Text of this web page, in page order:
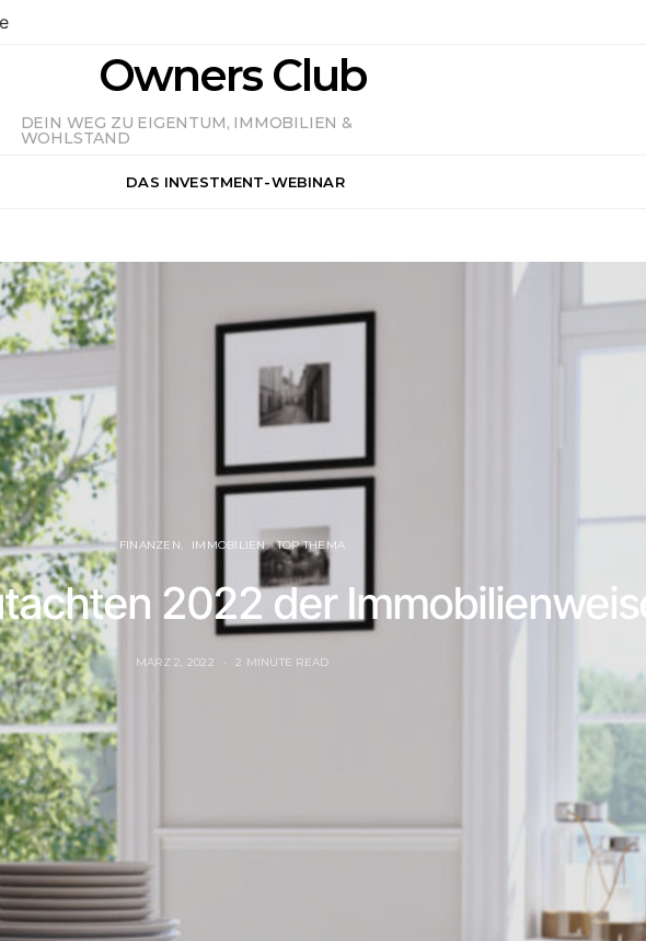
Owners Club
DEIN WEG ZU EIGENTUM, IMMOBILIEN &
WOHLSTAND
DAS INVESTMENT-WEBINAR
FINANZEN IMMOBILIEN TOP THEMA
2022 der
MÄRZ 2, 2022 2 MINUTE READ